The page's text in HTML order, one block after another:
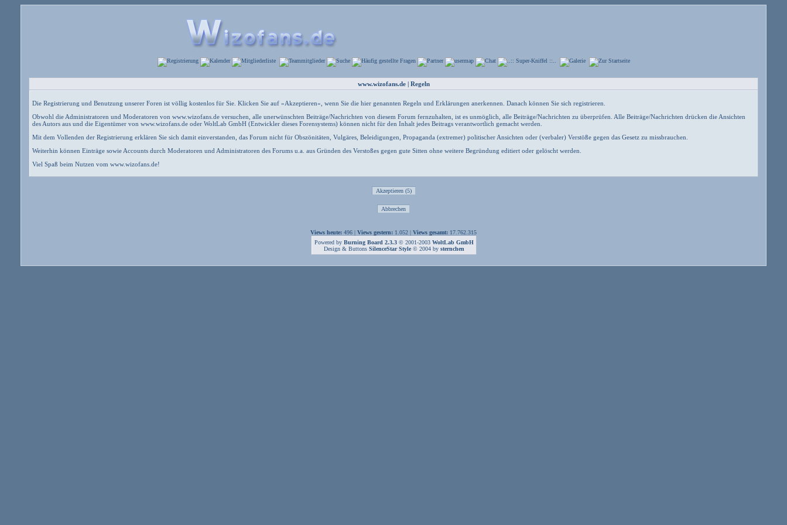
www.wizofans.de | Regeln
Die Registrierung und Benutzung unserer Foren ist völlig kostenlos für Sie. Klicken Sie auf »Akzeptieren«, wenn Sie die hier genannten Regeln und Erklärungen anerkennen. Danach können Sie sich registrieren.
Obwohl die Administratoren und Moderatoren von www.wizofans.de versuchen, alle unerwünschten Beiträge/Nachrichten von diesem Forum fernzuhalten, ist es unmöglich, alle Beiträge/Nachrichten zu überprüfen. Alle Beiträge/Nachrichten drücken die Ansichten
des Autors aus und die Eigentümer von www.wizofans.de oder WoltLab GmbH (Entwickler dieses Forensystems) können nicht für den Inhalt jedes Beitrags verantwortlich gemacht werden.
Mit dem Vollenden der Registrierung erklären Sie sich damit einverstanden, das Forum nicht für Obszönitäten, Vulgäres, Beleidigungen, Propaganda (extremer) politischer Ansichten oder (verbaler) Verstöße gegen das Gesetz zu missbrauchen.
Weiterhin können Einträge sowie Accounts durch Moderatoren und Administratoren des Forums u.a. aus Gründen des Verstoßes gegen gute Sitten ohne weitere Begründung editiert oder gelöscht werden.
Viel Spaß beim Nutzen vom www.wizofans.de!
Views heute: 496 | Views gestern: 1.052 | Views gesamt: 17.762.315
Powered by Burning Board 2.3.3© 2001-2003 WoltLab GmbH
Design & Buttons SilenceStar Style © 2004 by sternchen